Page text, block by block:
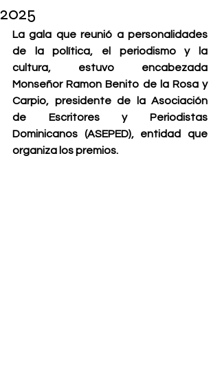
2025
La gala que reunió a personalidades
de la política, el periodismo y la
cultura, estuvo encabezada
Monseñor Ramon Benito de la Rosa y
Carpio, presidente de la Asociación
de Escritores y Periodistas
Dominicanos (ASEPED), entidad que
organiza los premios.